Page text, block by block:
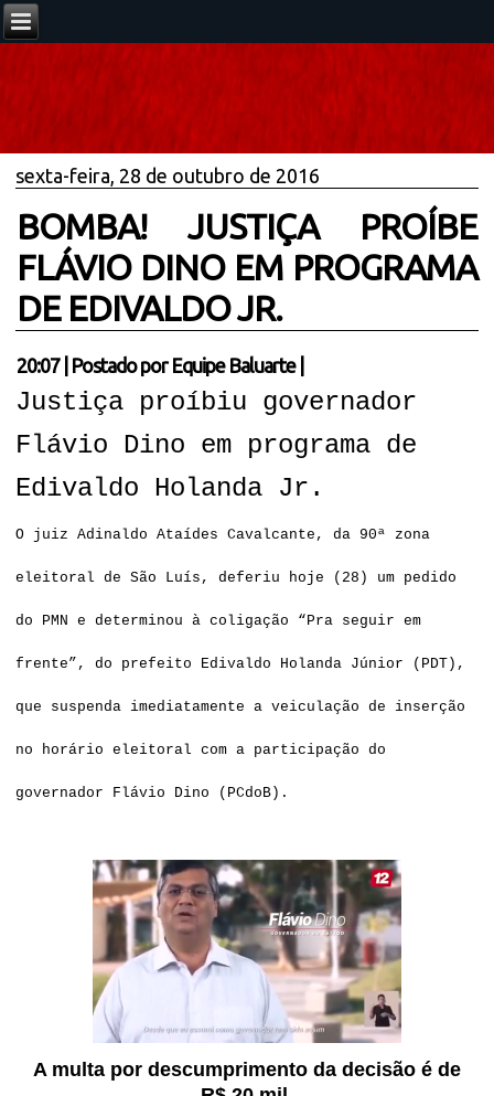
sexta-feira, 28 de outubro de 2016
BOMBA! JUSTIÇA PROÍBE
FLÁVIO DINO EM PROGRAMA
DE EDIVALDO JR.
20:07| Postado por Equipe Baluarte
Justiça proíbiu governador
Flávio Dino em programa de
Edivaldo Holanda Jr.
O juiz Adinaldo Ataídes Cavalcante, da 90ª zona
eleitoral de São Luís, deferiu hoje (28) um pedido
do PMN e determinou à coligação “Pra seguir em
frente”, do prefeito Edivaldo Holanda Júnior (PDT),
que suspenda imediatamente a veiculação de inserção
no horário eleitoral com a participação do
governador Flávio Dino (PCdoB).
A multa por descumprimento da decisão é de